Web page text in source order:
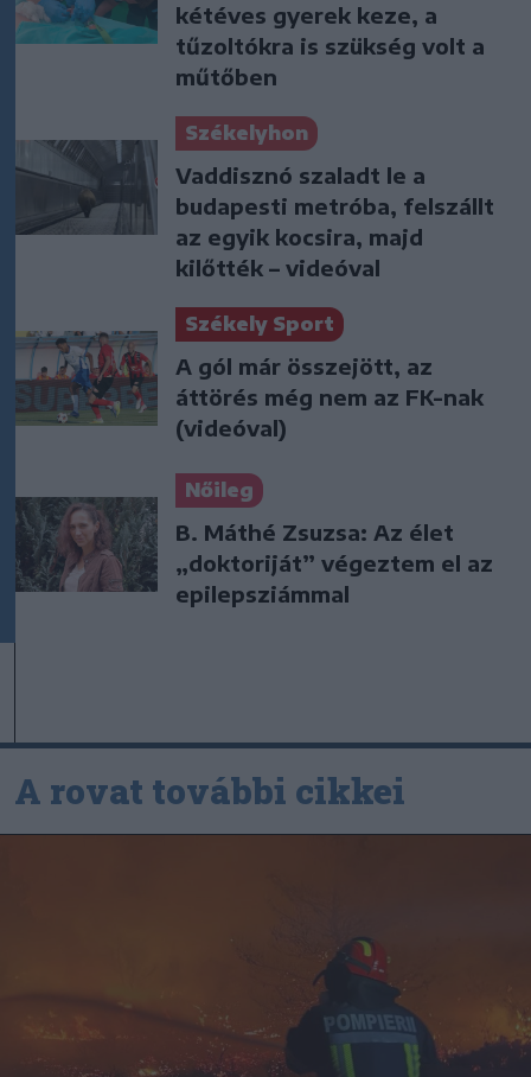
kétéves gyerek keze, a
tűzoltókra is szükség volt a
műtőben
Székelyhon
Vaddisznó szaladt le a
budapesti metróba, felszállt
az egyik kocsira, majd
kilőtték – videóval
Székely Sport
A gól már összejött, az
áttörés még nem az FK-nak
(videóval)
Nőileg
B. Máthé Zsuzsa: Az élet
„doktoriját” végeztem el az
epilepsziámmal
A rovat további cikkei